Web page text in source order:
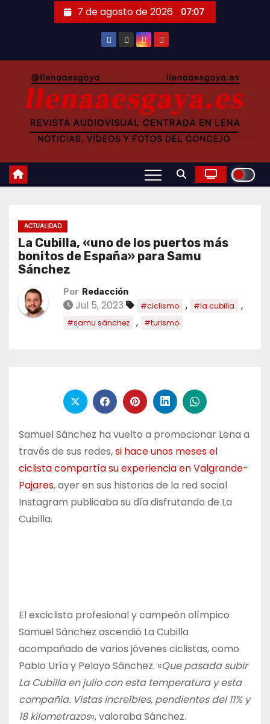
7 de agosto de 2026 07:07
ACTUALIDAD
La Cubilla, «uno de los puertos más
bonitos de España» para Samu
Sánchez
Por Redacción
Jul 5, 2023 #ciclismo , #la cubilla ,
#samu sánchez , #turismo
Samuel Sánchez ha vuelto a promocionar Lena a
través de sus redes,si hace unos meses el
ciclista compartía su experiencia en Valgrande-
Pajares, ayer en sus historias de la red social
Instagram publicaba su día disfrutando de La
Cubilla.
El exciclista profesional y campeón olímpico
Samuel Sánchez ascendió La Cubilla
acompañado de varios jóvenes ciclistas, como
Pablo Uría y Pelayo Sánchez. «Que pasada subir
La Cubilla en julio con esta temperatura y esta
compañía. Vistas increíbles, pendientes del 11% y
18 kilometrazos«, valoraba Sánchez.